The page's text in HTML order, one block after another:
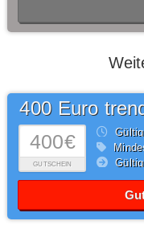
400€
GUTSCHEIN
400 Euro